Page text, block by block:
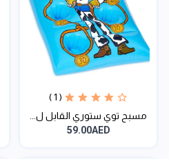
( 1 )
مسبح توي ستوري القابل ل...
59.00AED